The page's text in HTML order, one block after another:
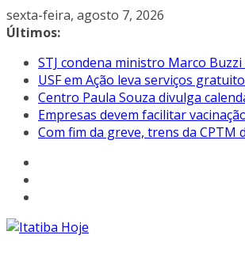
Pular
para
conteúdo
sexta-feira, agosto 7, 2026
Últimos:
STJ condena ministro Marco
USF em Ação leva serviços
Centro Paula Souza divulga
Empresas devem facilitar
Com fim da greve, trens da CPTM